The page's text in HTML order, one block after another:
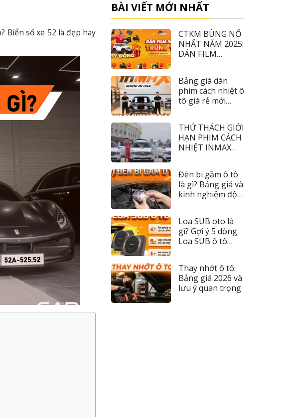
Biển số xe 52 là đẹp hay
BÀI VIẾT MỚI NHẤT
CTKM BÙNG NỔ
NHẤT NĂM 2025:
DÁN FILM
Bảng giá dán
phim cách nhiệt ô
tô giá rẻ mới
THỬ THÁCH GIỚI
HẠN PHIM CÁCH
NHIỆT INMAX
DŨNG
Đèn bi gầm ô tô
là gì? Bảng giá và
kinh nghiệm độ
Loa SUB oto là
gì? Gợi ý 5 dòng
Loa SUB ô tô
Thay nhớt ô tô:
Bảng giá 2026 và
lưu ý quan trọng